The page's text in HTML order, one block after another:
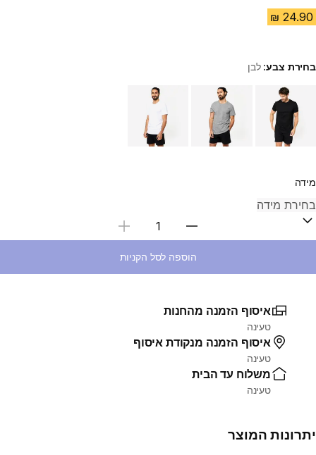
בחירת צבע:לבן
Choose a variant
מידה
בחירת כמות
הוספה לסל הקניות
איסוף הזמנה מהחנות
טעינה
איסוף הזמנה מנקודת איסוף
טעינה
משלוח עד הבית
טעינה
יתרונות המוצר